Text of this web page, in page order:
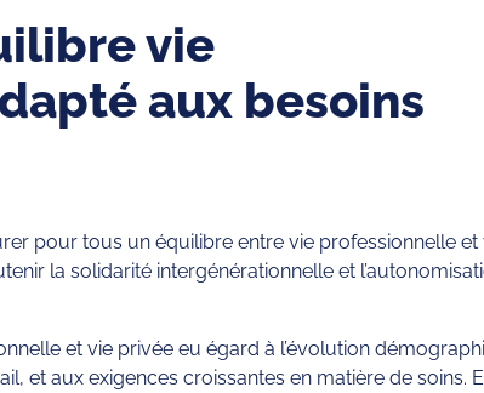
vie
aux besoins
pour tous un équilibre entre vie professionnelle et
la solidarité intergénérationnelle et
et vie privée eu égard à l’évolution
et aux exigences croissantes en matière de soins.